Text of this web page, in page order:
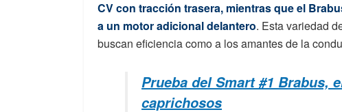
CV con tracción trasera, mientras que el
a un motor adicional delantero. Esta variedad
buscan eficiencia como a los amantes de la
Prueba del Smart #1 Brabus,
caprichosos